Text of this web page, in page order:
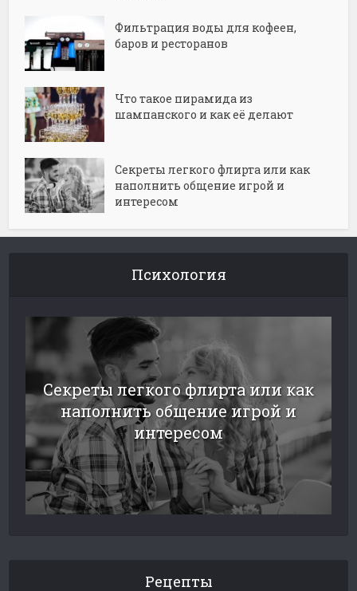
Фильтрация воды для кофеен,
баров и ресторанов
Что такое пирамида из
шампанского и как её делают
Секреты легкого флирта или как
наполнить общение игрой и
интересом
Психология
Секреты легкого флирта или как
наполнить общение игрой и
интересом
Рецепты